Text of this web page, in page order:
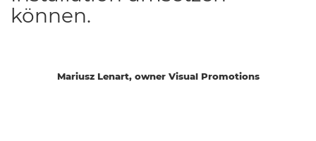
Mariusz Lenart, owner Visual Promotions
können.